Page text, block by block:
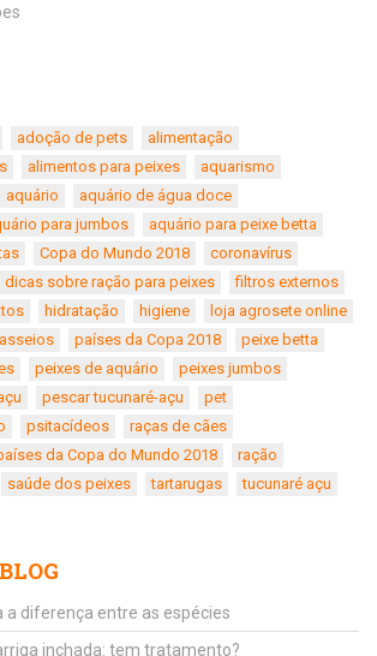
adoção de pets
alimentação
alimentos para peixes
aquarismo
aquário
aquário de água doce
para jumbos
aquário para peixe betta
Copa do Mundo 2018
coronavírus
dicas sobre ração para peixes
filtros externos
hidratação higiene
loja agrosete online
países da Copa 2018
peixe betta
peixes de aquário
peixes jumbos
pescar tucunaré-açu
pet
psitacídeos
raças de cães
da Copa do Mundo 2018
ração
saúde dos peixes tartarugas tucunaré açu
a diferença entre as espécies
inchada: tem tratamento?